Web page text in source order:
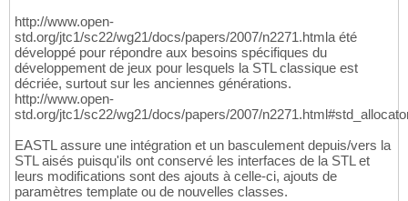
http://www.open-
std.org/jtc1/sc22/wg21/docs/papers/2007/n2271.htmla été
développé pour répondre aux besoins spécifiques du
développement de jeux pour lesquels la STL classique est
décriée, surtout sur les anciennes générations.
http://www.open-
std.org/jtc1/sc22/wg21/docs/papers/2007/
EASTL assure une intégration et un basculement depuis/vers la
STL aisés puisqu'ils ont conservé les interfaces de la STL et
leurs modifications sont des ajouts à celle-ci, ajouts de
paramètres template ou de nouvelles classes.